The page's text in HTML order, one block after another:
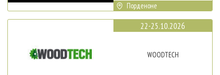
Порденоне
22-25.10.2026
WOODTECH